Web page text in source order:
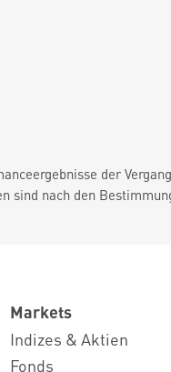
der
sind nach den
Markets
Indizes & Aktien
Fonds